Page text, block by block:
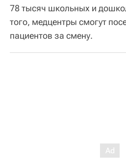
78 тысяч школьных и
того, медцентры смогут
пациентов за смену.